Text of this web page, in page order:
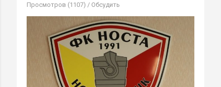
Просмотров (1107) / Обсудить